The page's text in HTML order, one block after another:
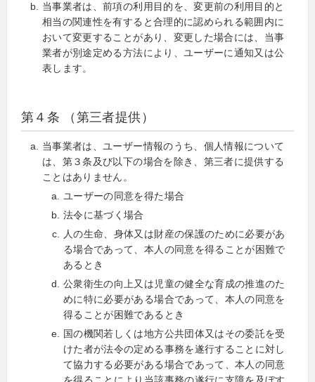
当事業者は、前項の利用目的を、変更前の利用目的と
相当の関連性を有すると合理的に認められる範囲内に
おいて変更することがあり、変更した場合には、当事
業者が別途定める方法により、ユーザーに通知又は公
表します。
第４条 （第三者提供）
当事業者は、ユーザー情報のうち、個人情報について
は、第３条及び以下の場合を除き、第三者に提供する
ことはありません。
ユーザーの同意を得た場合
法令に基づく場合
人の生命、身体又は財産の保護のために必要があ
る場合であって、本人の同意を得ることが困難で
あるとき
公衆衛生の向上又は児童の健全な育成の推進のた
めに特に必要がある場合であって、本人の同意を
得ることが困難であるとき
国の機関若しくは地方公共団体又はその委託を受
けた者が法令の定める事務を遂行することに対し
て協力する必要がある場合であって、本人の同意